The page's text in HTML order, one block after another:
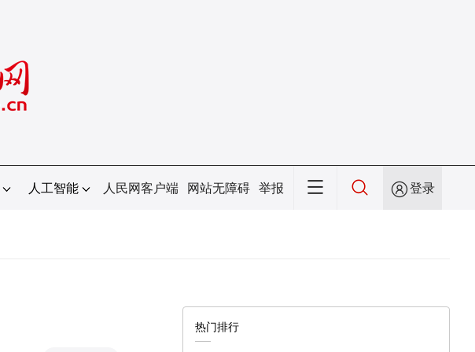
人工智能 人民网客户端 网站无障碍 举报 登录
热门排行